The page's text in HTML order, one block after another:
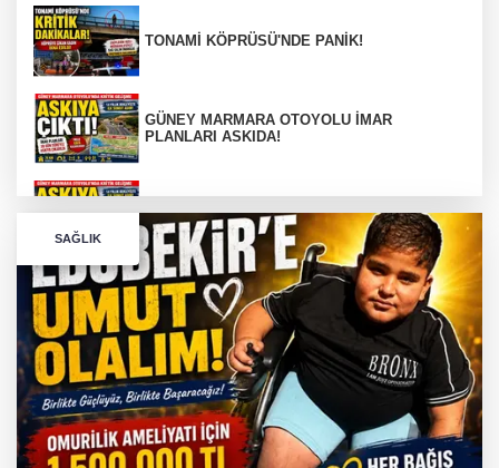
TONAMİ KÖPRÜSÜ'NDE PANİK!
GÜNEY MARMARA OTOYOLU İMAR
PLANLARI ASKIDA!
PLANLARI ASKIDA!
256 PARÇA ESER ELE GEÇİRİLDİ
Görüntüler yapay zekamı ?
SAĞLIK